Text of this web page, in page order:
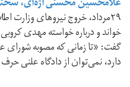
۲۹مرداد، خروج نیروهای
خواند و درباره خواسته مهدی
گفت: «تا زمانی که مصوبه شورای
دارد، نمی‌توان از دادگاه علنی